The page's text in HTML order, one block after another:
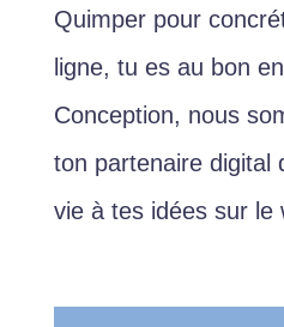
Quimper pour
ligne, tu es au bon
Conception, nous
ton partenaire digital
vie à tes idées sur le